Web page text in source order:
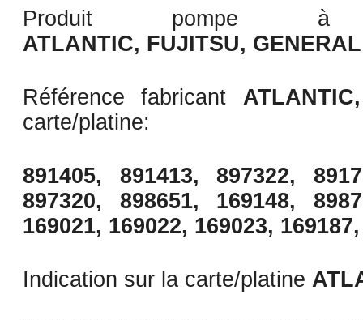
Produit pompe à
ATLANTIC, FUJITSU, GENERAL
Référence fabricant
carte/platine:
891405, 891413, 897322,
897320, 898651, 169148,
169021, 169022, 169023,
Indication sur la carte/platine